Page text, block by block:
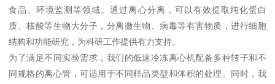
食品、环境监测等领域。通过离心分离，可以有效提取纯化蛋白
质、核酸等生物大分子，分离微生物、病毒等有害物质，进行细胞
结构和功能研究，为科研工作提供有力支持。
为了满足不同实验需求，我们的低速冷冻离心机配备多种转子和不
同规格的离心管，可适用于不同样品类型和体积的处理。同时，我